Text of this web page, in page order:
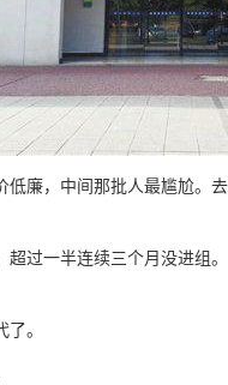
低廉，中间那批人最尴尬。
过一半连续三个月没进组
。